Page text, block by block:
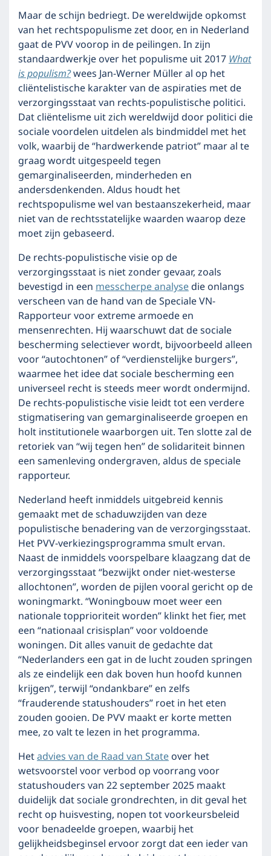
Maar de schijn bedriegt. De wereldwijde opkomst
van het rechtspopulisme zet door, en in Nederland
gaat de PVV voorop in de peilingen. In zijn
standaardwerkje over het populisme uit 2017What
is populism?wees Jan-Werner Müller al op het
cliëntelistische karakter van de aspiraties met de
verzorgingsstaat van rechts-populistische politici.
Dat cliëntelisme uit zich wereldwijd door politici die
sociale voordelen uitdelen als bindmiddel met het
volk, waarbij de “hardwerkende patriot” maar al te
graag wordt uitgespeeld tegen
gemarginaliseerden, minderheden en
andersdenkenden. Aldus houdt het
rechtspopulisme wel van bestaanszekerheid, maar
niet van de rechtsstatelijke waarden waarop deze
moet zijn gebaseerd.
De rechts-populistische visie op de
verzorgingsstaat is niet zonder gevaar, zoals
bevestigd in eenmesscherpe analysedie onlangs
verscheen van de hand van de Speciale VN-
Rapporteur voor extreme armoede en
mensenrechten. Hij waarschuwt dat de sociale
bescherming selectiever wordt, bijvoorbeeld alleen
voor “autochtonen” of “verdienstelijke burgers”,
waarmee het idee dat sociale bescherming een
universeel recht is steeds meer wordt ondermijnd.
De rechts-populistische visie leidt tot een verdere
stigmatisering van gemarginaliseerde groepen en
holt institutionele waarborgen uit. Ten slotte zal de
retoriek van “wij tegen hen” de solidariteit binnen
een samenleving ondergraven, aldus de speciale
rapporteur.
Nederland heeft inmiddels uitgebreid kennis
gemaakt met de schaduwzijden van deze
populistische benadering van de verzorgingsstaat.
Het PVV-verkiezingsprogramma smult ervan.
Naast de inmiddels voorspelbare klaagzang dat de
verzorgingsstaat “bezwijkt onder niet-westerse
allochtonen”, worden de pijlen vooral gericht op de
woningmarkt. “Woningbouw moet weer een
nationale topprioriteit worden” klinkt het fier, met
een “nationaal crisisplan” voor voldoende
woningen. Dit alles vanuit de gedachte dat
“Nederlanders een gat in de lucht zouden springen
als ze eindelijk een dak boven hun hoofd kunnen
krijgen”, terwijl “ondankbare” en zelfs
“frauderende statushouders” roet in het eten
zouden gooien. De PVV maakt er korte metten
mee, zo valt te lezen in het programma.
Hetadvies van de Raad van Stateover het
wetsvoorstel voor verbod op voorrang voor
statushouders van 22 september 2025 maakt
duidelijk dat sociale grondrechten, in dit geval het
recht op huisvesting, nopen tot voorkeursbeleid
voor benadeelde groepen, waarbij het
gelijkheidsbeginsel ervoor zorgt dat een ieder van